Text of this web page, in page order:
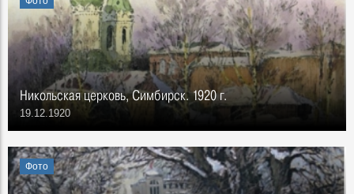
Никольская церковь, Симбирск. 1920 г.
19.12.1920
Фото